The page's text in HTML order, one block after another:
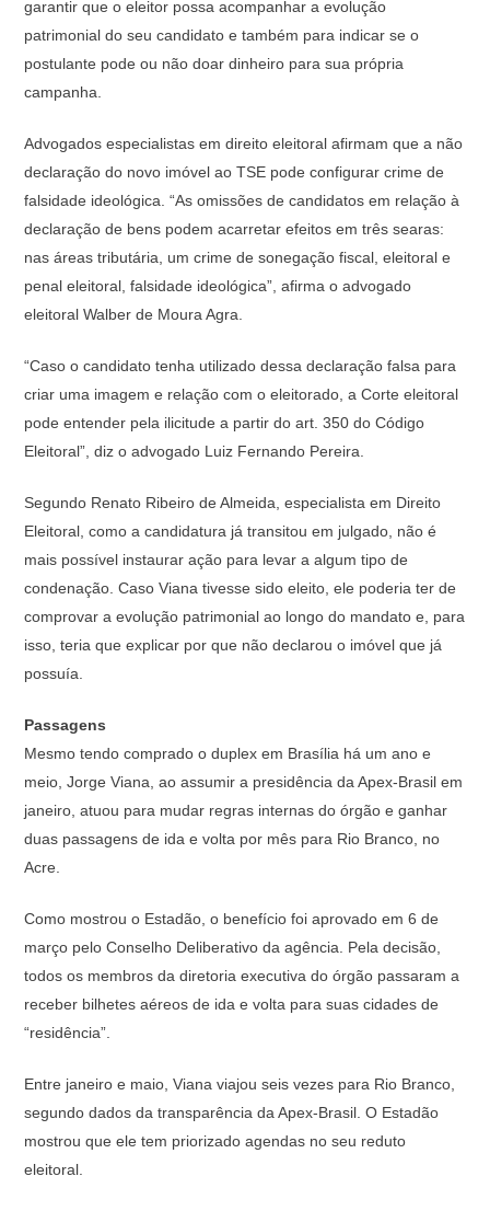
garantir que o eleitor possa acompanhar a evolução
patrimonial do seu candidato e também para indicar se o
postulante pode ou não doar dinheiro para sua própria
campanha.
Advogados especialistas em direito eleitoral afirmam que a não
declaração do novo imóvel ao TSE pode configurar crime de
falsidade ideológica. “As omissões de candidatos em relação à
declaração de bens podem acarretar efeitos em três searas:
nas áreas tributária, um crime de sonegação fiscal, eleitoral e
penal eleitoral, falsidade ideológica”, afirma o advogado
eleitoral Walber de Moura Agra.
“Caso o candidato tenha utilizado dessa declaração falsa para
criar uma imagem e relação com o eleitorado, a Corte eleitoral
pode entender pela ilicitude a partir do art. 350 do Código
Eleitoral”, diz o advogado Luiz Fernando Pereira.
Segundo Renato Ribeiro de Almeida, especialista em Direito
Eleitoral, como a candidatura já transitou em julgado, não é
mais possível instaurar ação para levar a algum tipo de
condenação. Caso Viana tivesse sido eleito, ele poderia ter de
comprovar a evolução patrimonial ao longo do mandato e, para
isso, teria que explicar por que não declarou o imóvel que já
possuía.
Passagens
Mesmo tendo comprado o duplex em Brasília há um ano e
meio, Jorge Viana, ao assumir a presidência da Apex-Brasil em
janeiro, atuou para mudar regras internas do órgão e ganhar
duas passagens de ida e volta por mês para Rio Branco, no
Acre.
Como mostrou o Estadão, o benefício foi aprovado em 6 de
março pelo Conselho Deliberativo da agência. Pela decisão,
todos os membros da diretoria executiva do órgão passaram a
receber bilhetes aéreos de ida e volta para suas cidades de
“residência”.
Entre janeiro e maio, Viana viajou seis vezes para Rio Branco,
segundo dados da transparência da Apex-Brasil. O Estadão
mostrou que ele tem priorizado agendas no seu reduto
eleitoral.